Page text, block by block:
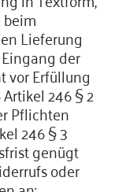
Lieferung
der
vor Erfüllung
246 § 2
Pflichten
246 § 3
genügt
oder